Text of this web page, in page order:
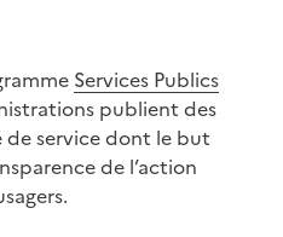
Services Publics
publient des
service dont le but
de l’action